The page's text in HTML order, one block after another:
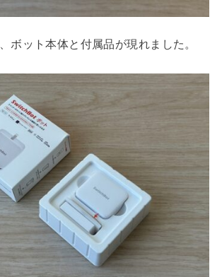
ボット本体と付属品が現れました。